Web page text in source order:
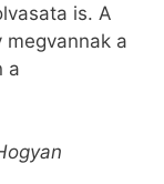
is. A
a
a